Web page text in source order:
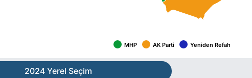
MHP AK Parti Yeniden Refah
2024 Yerel Seçim